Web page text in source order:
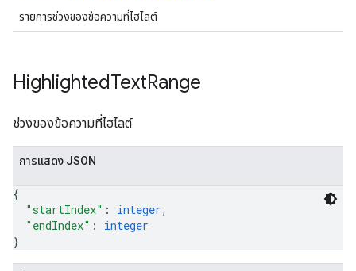
รายการช่วงของข้อความที่ไฮไลต์
HighlightedTextRange
ช่วงของข้อความที่ไฮไลต์
การแสดง JSON
{
"startIndex" : integer,
"endIndex" : integer
}